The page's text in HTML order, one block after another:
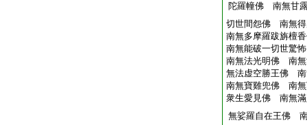
陀羅幢佛 南無甘
切世間怨佛 南無
南無多摩羅跋旃檀
南無能破一切世驚
南無法光明佛 南
無法虚空勝王佛 南
南無寶雞兜佛 南
衆生愛見佛 南無
無娑羅自在王佛